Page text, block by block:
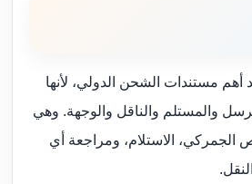
مستندات الشحن الدولي، لأنها
والمستلم والناقل والوجهة. وهي
الجمركي، الاستلام، ومراجعة أي